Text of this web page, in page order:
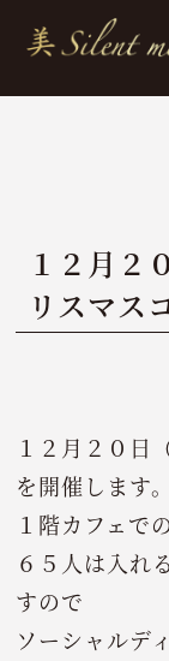
１２月２
リスマス
１２月２０日
を開催します。
１階カフェで
６５人は入れ
すので
ソーシャルデ